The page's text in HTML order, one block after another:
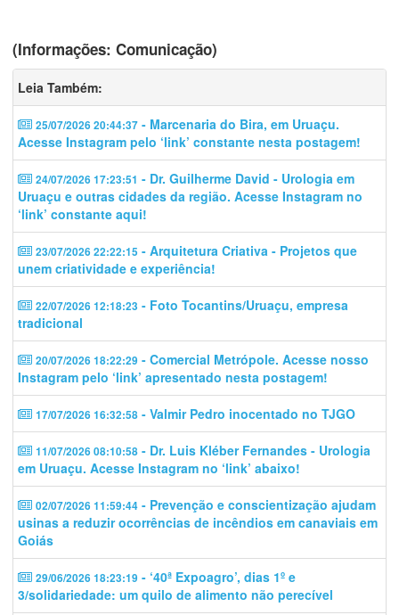
(Informações: Comunicação)
Leia Também:
25/07/2026 20:44:37 - Marcenaria do Bira, em Uruaçu.
Acesse Instagram pelo ‘link’ constante nesta postagem!
24/07/2026 17:23:51 - Dr. Guilherme David - Urologia em
Uruaçu e outras cidades da região. Acesse Instagram no
‘link’ constante aqui!
23/07/2026 22:22:15 - Arquitetura Criativa - Projetos que
unem criatividade e experiência!
22/07/2026 12:18:23 - Foto Tocantins/Uruaçu, empresa
tradicional
20/07/2026 18:22:29 - Comercial Metrópole. Acesse nosso
Instagram pelo ‘link’ apresentado nesta postagem!
17/07/2026 16:32:58 - Valmir Pedro inocentado no TJGO
11/07/2026 08:10:58 - Dr. Luis Kléber Fernandes - Urologia
em Uruaçu. Acesse Instagram no ‘link’ abaixo!
02/07/2026 11:59:44 - Prevenção e conscientização ajudam
usinas a reduzir ocorrências de incêndios em canaviais em
Goiás
29/06/2026 18:23:19 - ‘40ª Expoagro’, dias 1º e
3/solidariedade: um quilo de alimento não perecível